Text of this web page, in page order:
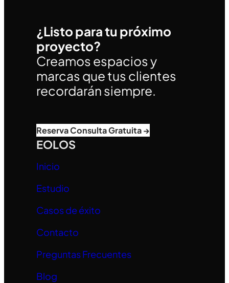
¿Listo para tu próximo
proyecto?
Creamos espacios y
marcas que tus clientes
recordarán siempre.
Reserva Consulta Gratuita →
EOLOS
Inicio
Estudio
Casos de éxito
Contacto
Preguntas Frecuentes
Blog